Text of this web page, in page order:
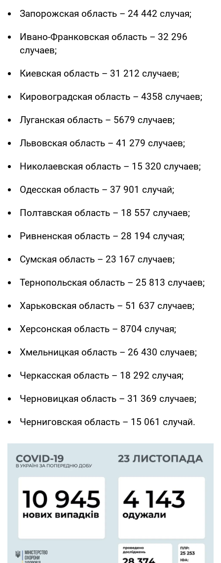
Запорожская область – 24 442 случая;
Ивано-Франковская область – 32 296
случаев;
Киевская область – 31 212 случаев;
Кировоградская область – 4358 случаев;
Луганская область – 5679 случаев;
Львовская область – 41 279 случаев;
Николаевская область – 15 320 случаев;
Одесская область – 37 901 случай;
Полтавская область – 18 557 случаев;
Ривненская область – 28 194 случая;
Сумская область – 23 167 случаев;
Тернопольская область – 25 813 случаев;
Харьковская область – 51 637 случаев;
Херсонская область – 8704 случая;
Хмельницкая область – 26 430 случаев;
Черкасская область – 18 292 случая;
Черновицкая область – 31 369 случаев;
Черниговская область – 15 061 случай.